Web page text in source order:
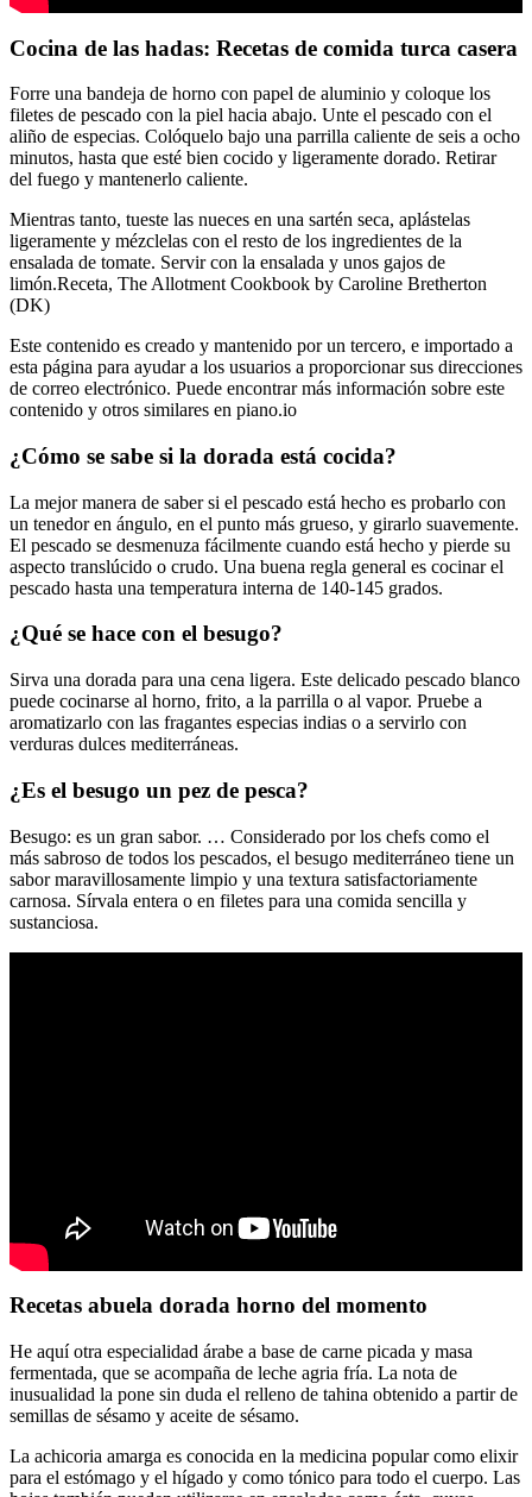
Cocina de las hadas: Recetas de comida turca casera
Forre una bandeja de horno con papel de aluminio y coloque los
filetes de pescado con la piel hacia abajo. Unte el pescado con el
aliño de especias. Colóquelo bajo una parrilla caliente de seis a ocho
minutos, hasta que esté bien cocido y ligeramente dorado. Retirar
del fuego y mantenerlo caliente.
Mientras tanto, tueste las nueces en una sartén seca, aplástelas
ligeramente y mézclelas con el resto de los ingredientes de la
ensalada de tomate. Servir con la ensalada y unos gajos de
limón.Receta, The Allotment Cookbook by Caroline Bretherton
(DK)
Este contenido es creado y mantenido por un tercero, e importado a
esta página para ayudar a los usuarios a proporcionar sus direcciones
de correo electrónico. Puede encontrar más información sobre este
contenido y otros similares en piano.io
¿Cómo se sabe si la dorada está cocida?
La mejor manera de saber si el pescado está hecho es probarlo con
un tenedor en ángulo, en el punto más grueso, y girarlo suavemente.
El pescado se desmenuza fácilmente cuando está hecho y pierde su
aspecto translúcido o crudo. Una buena regla general es cocinar el
pescado hasta una temperatura interna de 140-145 grados.
¿Qué se hace con el besugo?
Sirva una dorada para una cena ligera. Este delicado pescado blanco
puede cocinarse al horno, frito, a la parrilla o al vapor. Pruebe a
aromatizarlo con las fragantes especias indias o a servirlo con
verduras dulces mediterráneas.
¿Es el besugo un pez de pesca?
Besugo: es un gran sabor. … Considerado por los chefs como el
más sabroso de todos los pescados, el besugo mediterráneo tiene un
sabor maravillosamente limpio y una textura satisfactoriamente
carnosa. Sírvala entera o en filetes para una comida sencilla y
sustanciosa.
Recetas abuela dorada horno del momento
He aquí otra especialidad árabe a base de carne picada y masa
fermentada, que se acompaña de leche agria fría. La nota de
inusualidad la pone sin duda el relleno de tahina obtenido a partir de
semillas de sésamo y aceite de sésamo.
La achicoria amarga es conocida en la medicina popular como elixir
para el estómago y el hígado y como tónico para todo el cuerpo. Las